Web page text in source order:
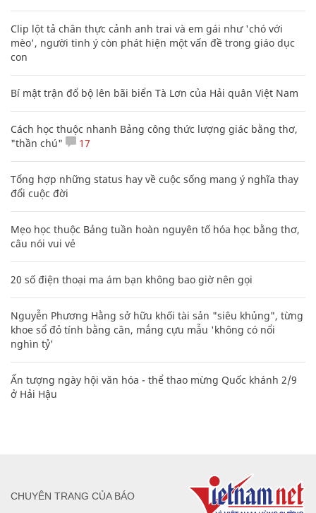
Clip lột tả chân thực cảnh anh trai và em gái như 'chó với
mèo', người tinh ý còn phát hiện một vấn đề trong giáo dục
con
Bí mật trận đổ bộ lên bãi biển Tà Lơn của Hải quân Việt Nam
Cách học thuộc nhanh Bảng công thức lượng giác bằng thơ,
"thần chú"
17
Tổng hợp những status hay về cuộc sống mang ý nghĩa thay
đổi cuộc đời
Mẹo học thuộc Bảng tuần hoàn nguyên tố hóa học bằng thơ,
câu nói vui vẻ
20 số điện thoại ma ám bạn không bao giờ nên gọi
Nguyễn Phương Hằng sở hữu khối tài sản "siêu khủng", từng
khoe sổ đỏ tính bằng cân, mắng cựu mẫu 'không có nổi
nghìn tỷ'
Ấn tượng ngày hội văn hóa - thể thao mừng Quốc khánh 2/9
ở Hải Hậu
CHUYÊN TRANG CỦA BÁO